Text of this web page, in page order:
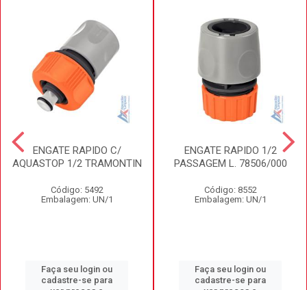
ENGATE RAPIDO C/
AQUASTOP 1/2 TRAMONTIN
Código: 5492
Embalagem: UN/1
Faça seu login ou
cadastre-se para
ENGATE RAPIDO 1/2
PASSAGEM L. 78506/000
Código: 8552
Embalagem: UN/1
Faça seu login ou
cadastre-se para